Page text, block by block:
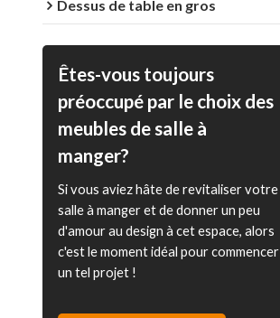
Dessus de table en gros
Êtes-vous toujours
préoccupé par le choix des
meubles de salle à
manger?
Si vous aviez hâte de revitaliser votre
salle à manger et de donner un peu
d'amour au design à cet espace, alors
c'est le moment idéal pour commencer
un tel projet !